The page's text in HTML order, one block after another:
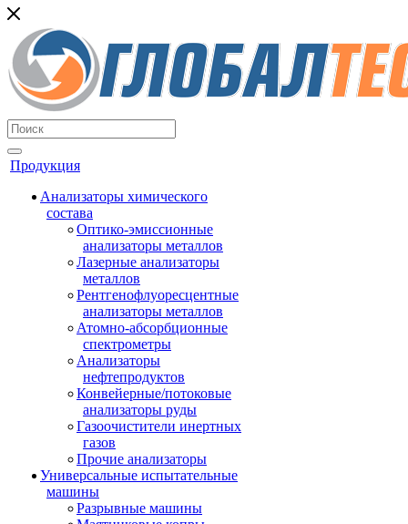
Продукция
Анализаторы химического
состава
Оптико-эмиссионные
анализаторы металлов
Лазерные анализаторы
металлов
Рентгенофлуоресцентные
анализаторы металлов
Атомно-абсорбционные
спектрометры
Анализаторы
нефтепродуктов
Конвейерные/потоковые
анализаторы руды
Газоочистители инертных
газов
Прочие анализаторы
Универсальные испытательные
машины
Разрывные машины